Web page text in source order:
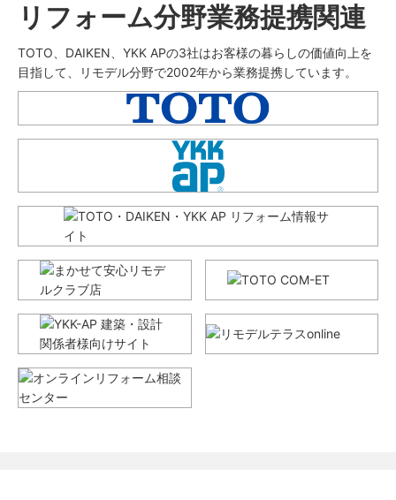
リフォーム分野業務提携関連
TOTO、DAIKEN、YKK APの3社はお客様の暮らしの価値向上を
目指して、リモデル分野で2002年から業務提携しています。